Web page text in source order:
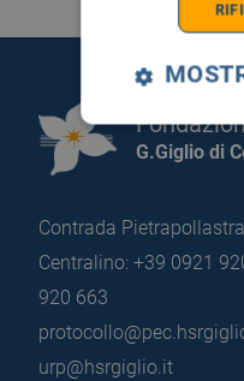
G.Giglio di
Contrada
Centralino: +39 0921
920 663
urp@hsrgiglio.it